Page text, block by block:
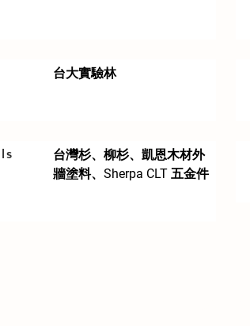
​台大實驗林
台灣杉、柳杉、凱恩木材外
牆塗料、Sherpa CLT 五金件